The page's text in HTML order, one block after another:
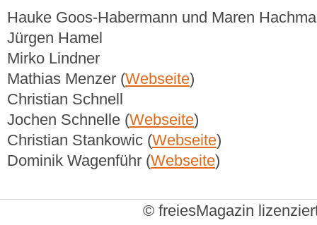
Hauke Goos-Habermann und Maren
Jürgen Hamel
Mirko Lindner
Mathias Menzer (Webseite)
Christian Schnell
Jochen Schnelle (Webseite)
Christian Stankowic (Webseite)
Dominik Wagenführ (Webseite)
© freiesMagazin